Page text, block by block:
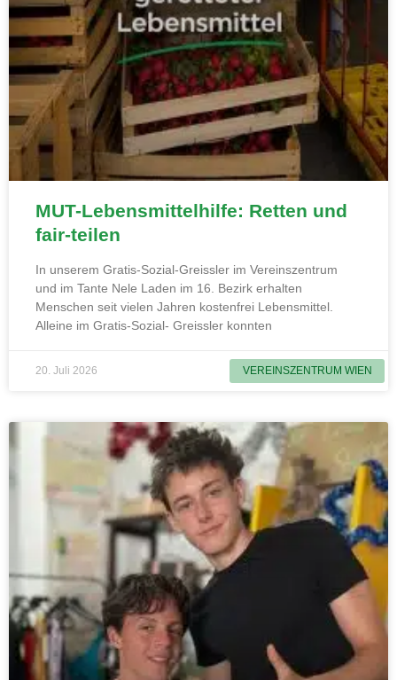
VEREINSZENTRUM WIEN
MUT-Lebensmittelhilfe: Retten und
fair-teilen
In unserem Gratis-Sozial-Greissler im Vereinszentrum
und im Tante Nele Laden im 16. Bezirk erhalten
Menschen seit vielen Jahren kostenfrei Lebensmittel.
Alleine im Gratis-Sozial- Greissler konnten
20. Juli 2026